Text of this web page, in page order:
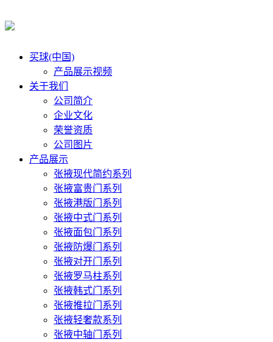
买球(中国)
产品展示视频
关于我们
公司简介
企业文化
荣誉资质
公司图片
产品展示
张掖现代简约系列
张掖富贵门系列
张掖港版门系列
张掖中式门系列
张掖面包门系列
张掖防爆门系列
张掖对开门系列
张掖罗马柱系列
张掖韩式门系列
张掖推拉门系列
张掖轻奢款系列
张掖中轴门系列